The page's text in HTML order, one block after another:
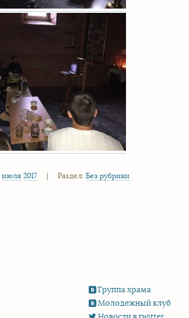
июля 2017 | Раздел: Без рубрики
Группа храма
Молодежный клуб